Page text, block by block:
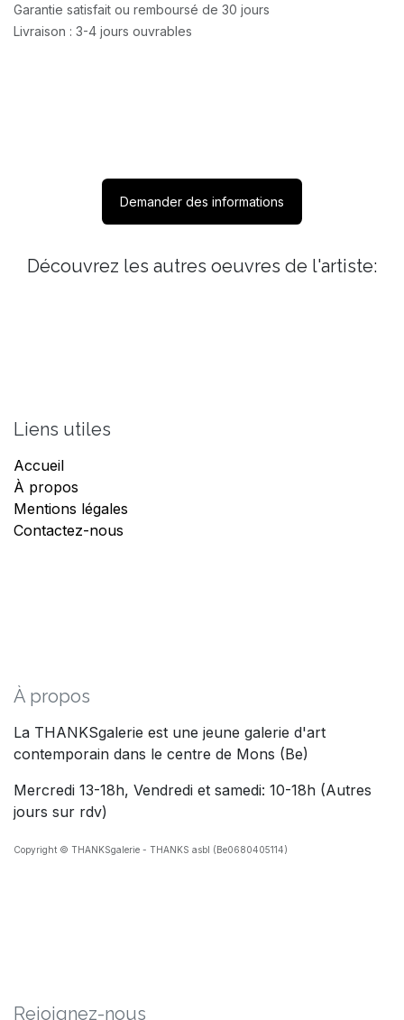
Garantie satisfait ou remboursé de 30 jours
Livraison : 3-4 jours ouvrables
Demander des informations
Découvrez les autres oeuvres de l'artiste:
Liens utiles
Accueil
À propos
Mentions légales
Contactez-nous
À propos
La THANKSgalerie est une jeune galerie d'art
contemporain dans le centre de Mons (Be)
Mercredi 13-18h, Vendredi et samedi: 10-18h (Autres
jours sur rdv)
Copyright © THANKSgalerie - THANKS asbl (Be0680405114)
Rejoig​nez-nous